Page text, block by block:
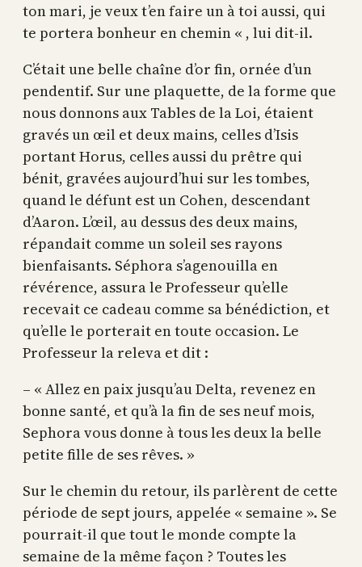
ton mari, je veux t’en faire un à toi aussi, qui
te portera bonheur en chemin « , lui dit-il.
C’était une belle chaîne d’or fin, ornée d’un
pendentif. Sur une plaquette, de la forme que
nous donnons aux Tables de la Loi, étaient
gravés un œil et deux mains, celles d’Isis
portant Horus, celles aussi du prêtre qui
bénit, gravées aujourd’hui sur les tombes,
quand le défunt est un Cohen, descendant
d’Aaron. L’œil, au dessus des deux mains,
répandait comme un soleil ses rayons
bienfaisants. Séphora s’agenouilla en
révérence, assura le Professeur qu’elle
recevait ce cadeau comme sa bénédiction, et
qu’elle le porterait en toute occasion. Le
Professeur la releva et dit :
– « Allez en paix jusqu’au Delta, revenez en
bonne santé, et qu’à la fin de ses neuf mois,
Sephora vous donne à tous les deux la belle
petite fille de ses rêves. »
Sur le chemin du retour, ils parlèrent de cette
période de sept jours, appelée « semaine ». Se
pourrait-il que tout le monde compte la
semaine de la même façon ? Toutes les